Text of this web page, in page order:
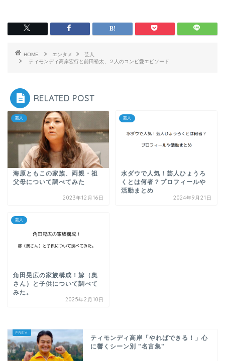
HOME エンタメ
芸人
ティモンディ高岸宏行と前田裕太、２人のコンビ愛エピソード
RELATED POST
芸人
海原ともこの家族、両親・祖
父母について調べてみた
2023年12月16日
芸人
水ダウで人気！芸人ひょうろ
くとは何者？プロフィールや
活動まとめ
2024年9月21日
芸人
角田晃広の家族構成！嫁（奥
さん）と子供について調べて
みた。
2025年2月10日
ティモンディ高岸「やればできる！」心
に響くシーン別 "名言集"